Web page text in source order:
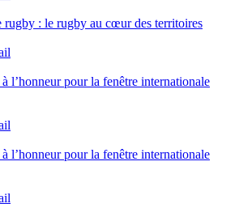
rugby : le rugby au cœur des territoires
l’honneur pour la fenêtre internationale
l’honneur pour la fenêtre internationale